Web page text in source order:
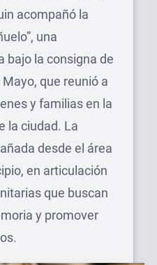
acompañó la
una
bajo la consigna de
que reunió a
y familias en la
la ciudad. La
desde el área
en articulación
que buscan
y promover